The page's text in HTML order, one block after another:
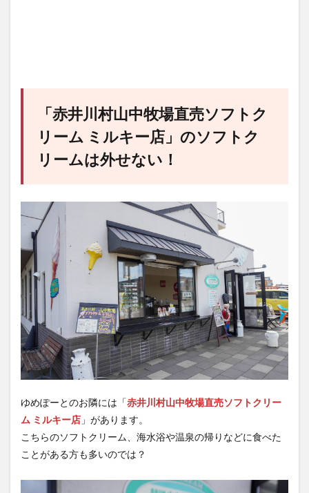
「赤井川村山中牧場直売ソフトク
リーム ミルキー店 」のソフトク
リームは外せない！
ゆめぽーとのお隣には「赤井川村山中牧場直売ソフトクリー
ム ミルキー店 」があります。
こちらのソフトクリーム、海水浴や温泉の帰りなどに食べた
ことがある方も多いのでは？